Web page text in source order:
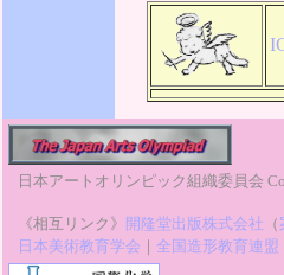
日本アートオリンピック組織委員会
《相互リンク》 開隆堂出版株式会社 （
日本美術教育学会
全国造形教育連盟